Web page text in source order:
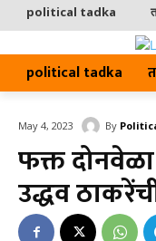
political tadka
political tadka
May 4, 2023 By
फक्त
उद्धव